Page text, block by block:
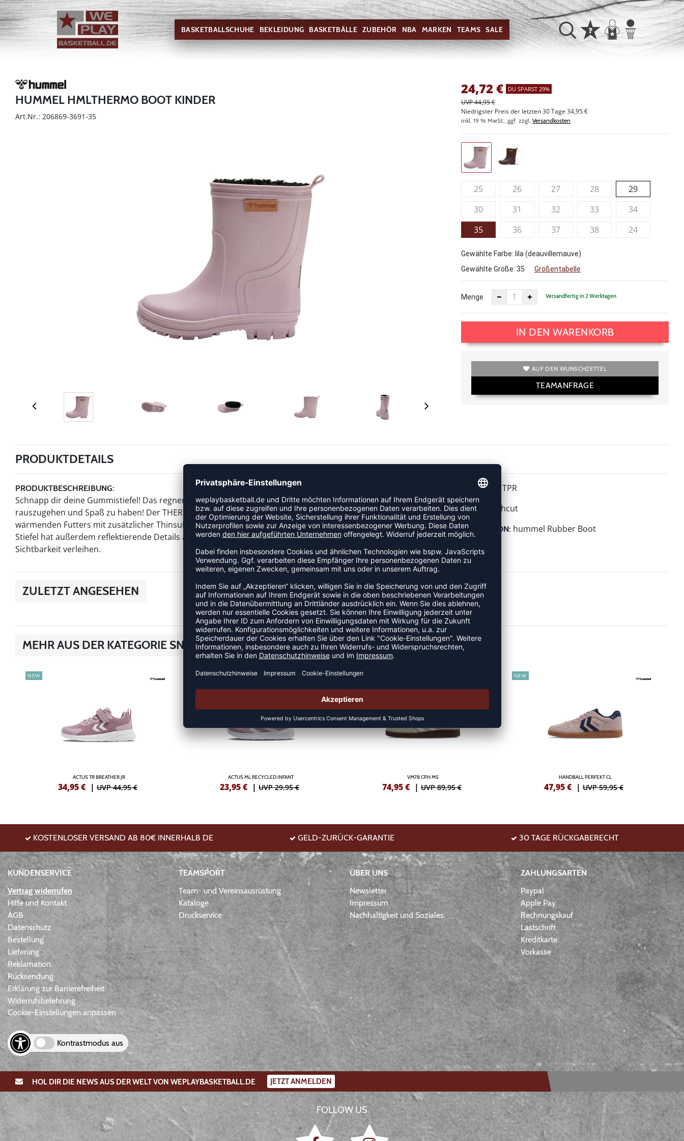
BASKETBALLSCHUHE BEKLEIDUNG BASKETBÄLLE ZUBEHÖR NBA MARKEN TEAMS SALE
HUMMEL HMLTHERMO BOOT KINDER
Art.Nr.: 206869-3691-35
24,72€ DU SPARST 29%
UVP 44,95 €
Niedrigster Preis der letzten 30 Tage 34,95 €
inkl. 19 % MwSt., ggf. zzgl. Versandkosten
25 26 27 28
29
30
31 32 33
34
35
36 37 38 24
Gewählte Farbe: lila (deauvillemauve)
Gewählte Größe: 35 Größentabelle
Menge Versandfertig in 2 Werktagen
IN DEN WARENKORB
AUF DEN WUNSCHZETTEL
TEAMANFRAGE
PRODUKTDETAILS
PRODUKTBESCHREIBUNG:
Schnapp dir deine Gummistiefel! Das regnerische Wetter und der kalte Wind sollten dich nicht davon abhalten,
rauszugehen und Spaß zu haben! Der THERMO BOOT JR ist dank seines wasserdichten TPR-Obermaterials und
wärmenden Futters mit zusätzlicher Thinsulate™-Isolierung dein neuer bester Begleiter in dieser Saison. Dieser
Stiefel hat außerdem reflektierende Details an der Außenseite, die dir an dunklen Morgen- und Abendstunden
Sichtbarkeit verleihen.
MATERIAL: TPR
HÖHE: Highcut
KOLLEKTION: hummel Rubber Boot
ZULETZT ANGESEHEN
MEHR AUS DER KATEGORIE SNEAKER
NEW
ACTUS TR BREATHER JR
34,95€ |UVP 44,95 €
NEW
ACTUS ML RECYCLED INFANT
23,95€ |UVP 29,95 €
NEW
VM78 CPH MS
74,95€ |UVP 89,95 €
NEW
HANDBALL PERFEKT CL
47,95€ |UVP 59,95 €
KOSTENLOSER VERSAND AB 80€ INNERHALB DE GELD-ZURÜCK-GARANTIE 30 TAGE RÜCKGABERECHT
KUNDENSERVICE
Vertrag widerrufen
Hilfe und Kontakt
AGB
Datenschutz
Bestellung
Lieferung
Reklamation
Rücksendung
Erklärung zur Barrierefreiheit
Widerrufsbelehrung
Cookie-Einstellungen anpassen
Kontrastmodus aus
TEAMSPORT
Team- und Vereinsausrüstung
Kataloge
Druckservice
ÜBER UNS
Newsletter
Impressum
Nachhaltigkeit und Soziales
ZAHLUNGSARTEN
Paypal
Apple Pay
Rechnungskauf
Lastschrift
Kreditkarte
Vorkasse
HOL DIR DIE NEWS AUS DER WELT VON WEPLAYBASKETBALL.DE JETZT ANMELDEN
FOLLOW US